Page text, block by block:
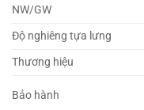
NW/GW
Độ nghiêng tựa lưng
Thương hiệu
Bảo hành